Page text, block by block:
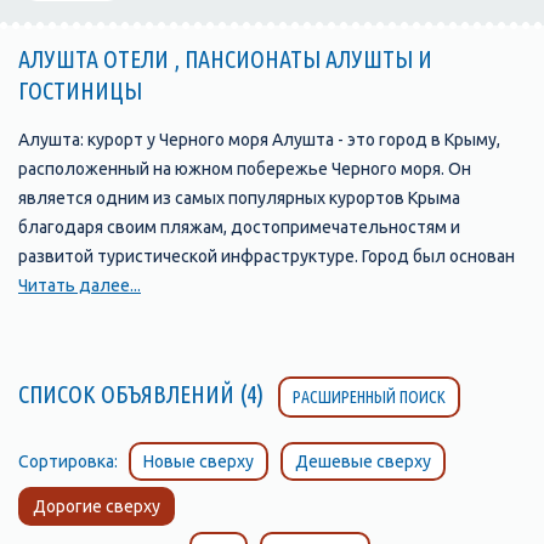
АЛУШТА ОТЕЛИ , ПАНСИОНАТЫ АЛУШТЫ И
ГОСТИНИЦЫ
Алушта: курорт у Черного моря Алушта - это город в Крыму,
расположенный на южном побережье Черного моря. Он
является одним из самых популярных курортов Крыма
благодаря своим пляжам, достопримечательностям и
развитой туристической инфраструктуре. Город был основан
в 1837 году и с тех пор стал одним из главных туристических
предлагают своим гостям комфортабельные номера и
широкий выбор услуг. Одной из главных
которая протянулась на несколько километров вдоль моря и
является прекрасным местом для прогулок и отдыха. Здесь
можно найти множество кафе, ресторанов, баров и магазинов,
Читать далее...
СПИСОК ОБЪЯВЛЕНИЙ (4) РАСШИРЕННЫЙ ПОИСК
Сортировка: Новые сверху Дешевые сверху
Дорогие сверху